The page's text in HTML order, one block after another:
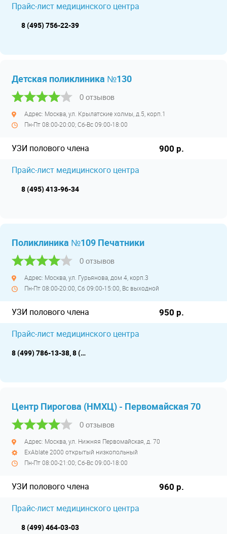
Прайс-лист медицинского центра
8 (495) 756-22-39
Детская поликлиника №130
0 отзывов
Адрес: Москва, ул. Крылатские холмы, д.5, корп.1
Пн-Пт 08:00-20:00; Сб-Вс 09:00-18:00
УЗИ полового члена 900 р.
Прайс-лист медицинского центра
8 (495) 413-96-34
Поликлиника №109 Печатники
0 отзывов
Адрес: Москва, ул. Гурьянова, дом 4, корп.3
Пн-Пт 08:00-20:00, Сб 09:00-15:00, Вс выходной
УЗИ полового члена 950 р.
Прайс-лист медицинского центра
8 (499) 786-13-38, 8 (499) 786-13-38
Центр Пирогова (НМХЦ) - Первомайская 70
0 отзывов
Адрес: Москва, ул. Нижняя Первомайская, д. 70
ExAblate 2000 открытый низкопольный
Пн-Пт 08:00-21:00; Сб-Вс 09:00-18:00
УЗИ полового члена 960 р.
Прайс-лист медицинского центра
8 (499) 464-03-03